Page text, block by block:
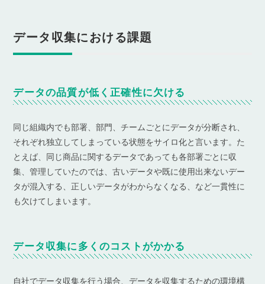
データ収集における課題
データの品質が低く正確性に欠ける
同じ組織内でも部署、部門、チームごとにデータが分断され、
それぞれ独立してしまっている状態をサイロ化と言います。た
とえば、同じ商品に関するデータであっても各部署ごとに収
集、管理していたのでは、古いデータや既に使用出来ないデー
タが混入する、正しいデータがわからなくなる、など一貫性に
も欠けてしまいます。
データ収集に多くのコストがかかる
自社でデータ収集を行う場合、データを収集するための環境構